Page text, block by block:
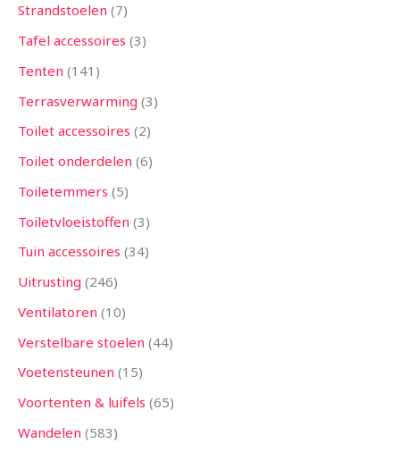
Strandstoelen 7
Tafel accessoires 3
Tenten 141
Terrasverwarming 3
Toilet accessoires 2
Toilet onderdelen 6
Toiletemmers 5
Toiletvloeistoffen 3
Tuin accessoires 34
Uitrusting 246
Ventilatoren 10
Verstelbare stoelen 44
Voetensteunen 15
Voortenten & luifels 65
Wandelen 583